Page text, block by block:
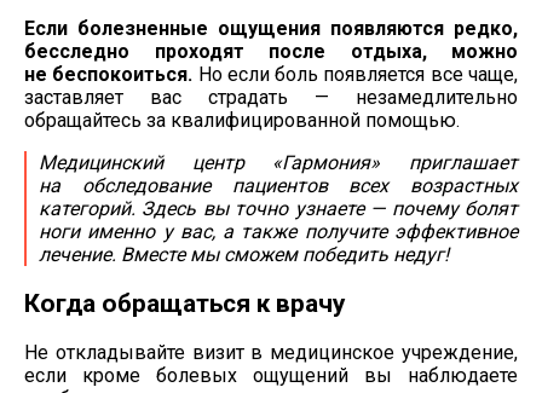
Если болезненные ощущения появляются редко,
бесследно проходят после отдыха, можно
не беспокоиться. Но если боль появляется все чаще,
заставляет вас страдать — незамедлительно
обращайтесь за квалифицированной помощью.
Медицинский центр «Гармония» приглашает
на обследование пациентов всех возрастных
категорий. Здесь вы точно узнаете — почему болят
ноги именно у вас, а также получите эффективное
лечение. Вместе мы сможем победить недуг!
Когда обращаться к врачу
Не откладывайте визит в медицинское учреждение,
если кроме болевых ощущений вы наблюдаете